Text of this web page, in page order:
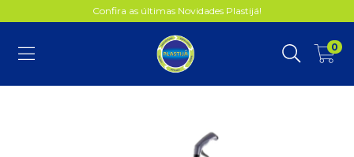
Confira as últimas Novidades Plastijá!
0